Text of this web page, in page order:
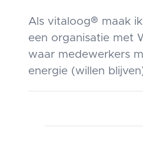
Als vitaloog® maak
een organisatie met
waar medewerkers
energie (willen